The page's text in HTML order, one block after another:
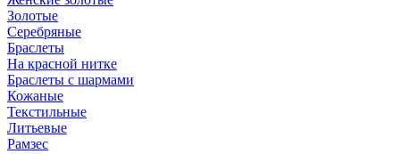
Золотые
Серебряные
Браслеты
На красной нитке
Браслеты с шармами
Кожаные
Текстильные
Литьевые
Рамзес